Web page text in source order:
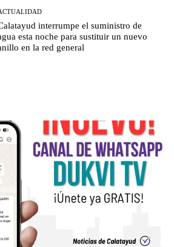
interrumpe el suministro de
esta noche para sustituir un nuevo
en la red general